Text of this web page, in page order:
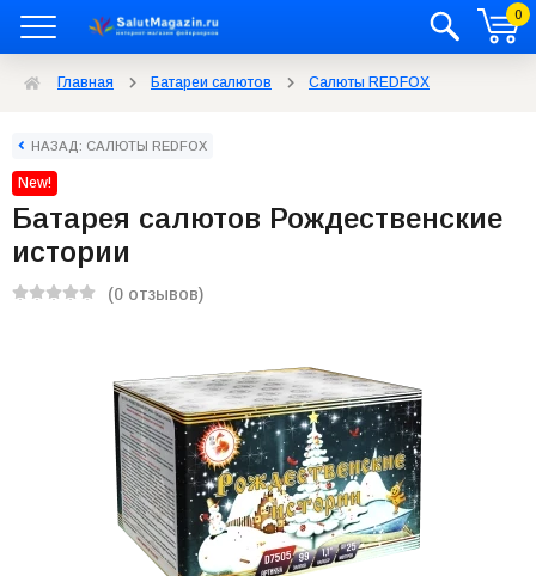
0
Главная Батареи салютов Салюты REDFOX
НАЗАД: САЛЮТЫ REDFOX
New!
Батарея салютов Рождественские
истории
(0 отзывов)